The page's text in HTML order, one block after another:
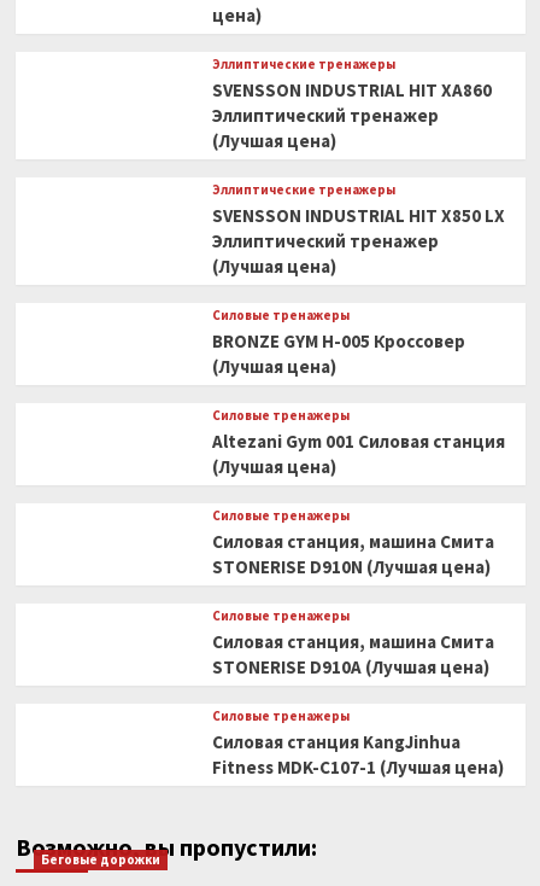
цена)
Эллиптические тренажеры
SVENSSON INDUSTRIAL HIT XA860
Эллиптический тренажер
(Лучшая цена)
Эллиптические тренажеры
SVENSSON INDUSTRIAL HIT X850 LX
Эллиптический тренажер
(Лучшая цена)
Силовые тренажеры
BRONZE GYM H-005 Кроссовер
(Лучшая цена)
Силовые тренажеры
Altezani Gym 001 Силовая станция
(Лучшая цена)
Силовые тренажеры
Силовая станция, машина Смита
STONERISE D910N (Лучшая цена)
Силовые тренажеры
Силовая станция, машина Смита
STONERISE D910A (Лучшая цена)
Силовые тренажеры
Силовая станция KangJinhua
Fitness MDK-C107-1 (Лучшая цена)
Возможно, вы пропустили:
Беговые дорожки